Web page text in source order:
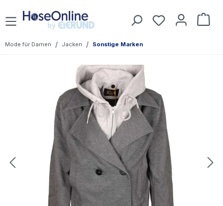
Zum Hauptinhalt springen
Mode für Damen / Jacken / Sonstige Marken
Bildergalerie überspringen